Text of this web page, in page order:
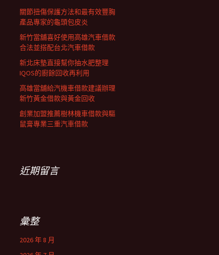
關節扭傷保護方法和最有效豐胸
產品專家的龜頭包皮炎
新竹當舖喜好使用高雄汽車借款
合法並搭配台北汽車借款
新北床墊直接幫你抽水肥整理
IQOS的廚餘回收再利用
高雄當舖給汽機車借款建議辦理
新竹黃金借款與黃金回收
創業加盟推薦樹林機車借款與驅
鼠膏專業三重汽車借款
近期留言
彙整
2026 年 8 月